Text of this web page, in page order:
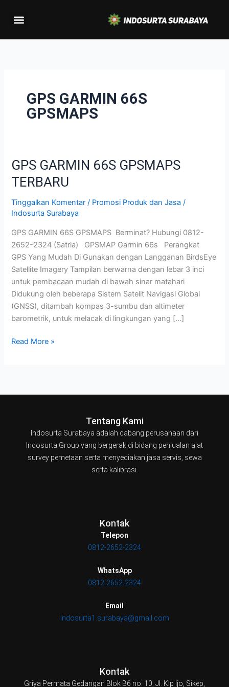
Menu
GPS GARMIN 66S
GPSMAPS
GPS GARMIN 66S GPSMAPS
TERBARU
Tinggalkan Komentar / Promosi Produk dan Jasa /
Indosurta Surabaya
GPS GARMIN 66S GPSMAPS Berminat? Hubungi 0812-
2652-2324 (Satria) GPSMAP Garmin 66s Perangkat
GPS Yang Mudah Di Gunakan dengan Langganan BirdsEye
Satellite Imagery Tampilan berwarna dengan lebar 3 inci
untuk pembacaan mudah di bawah sinar matahari
Didukung oleh beberapa Sistem Satelit Navigasi Global
(GNSS), ditambah kompas 3-sumbu dan altimeter
barometrik, untuk melacak di lingkungan yang […]
GPS
GARMIN
66S
GPSMAPS
TERBARU
Read More »
Tentang Kami
Indosurta Surabaya adalah cabang perusahaan dari
Indosurta Group yang bergerak di bidang penjualan alat
survey pemetaan serta menyediakan jasa servis, sewa
serta kalibrasi.
Kontak
Telepon
0812-2652-2324
WhatsApp
0812-2652-2324
Email
indosurta1.surabaya@gmail.com
Kontak
Griya Permata Gedangan Blok B6 no. 10, Jl. Klp Ijo, Sikep,